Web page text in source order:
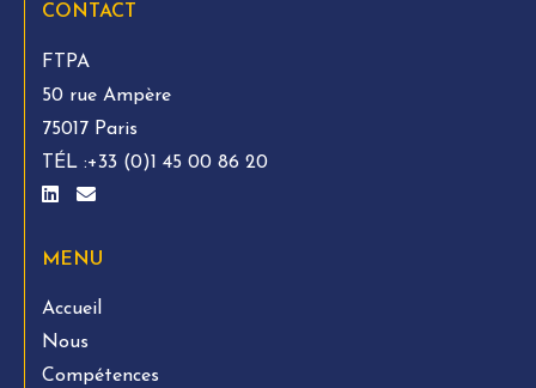
CONTACT
FTPA
50 rue Ampère
75017 Paris
TÉL :+33 (0)1 45 00 86 20
MENU
Accueil
Nous
Compétences